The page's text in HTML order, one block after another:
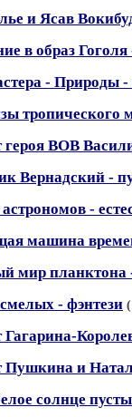
и Ясав
в образ
- Природы -
тропического
героя ВОВ
Вернадский -
-
машина
мир планктона
- фэнтези
Гагарина-
Пушкина и
солнце